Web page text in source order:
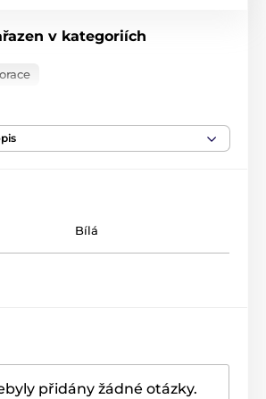
v kategoriích
Bílá
přidány žádné otázky.